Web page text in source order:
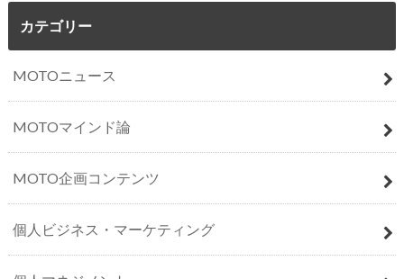
カテゴリー
MOTOニュース
MOTOマインド論
MOTO企画コンテンツ
個人ビジネス・マーケティング